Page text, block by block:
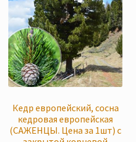
Кедр европейский, сосна
кедровая европейская
(САЖЕНЦЫ. Цена за 1шт) с